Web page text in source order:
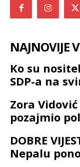
NAJNOVIJE
Ko su
SDP-a na
Zora
pozajmio
DOBRE
Nepalu